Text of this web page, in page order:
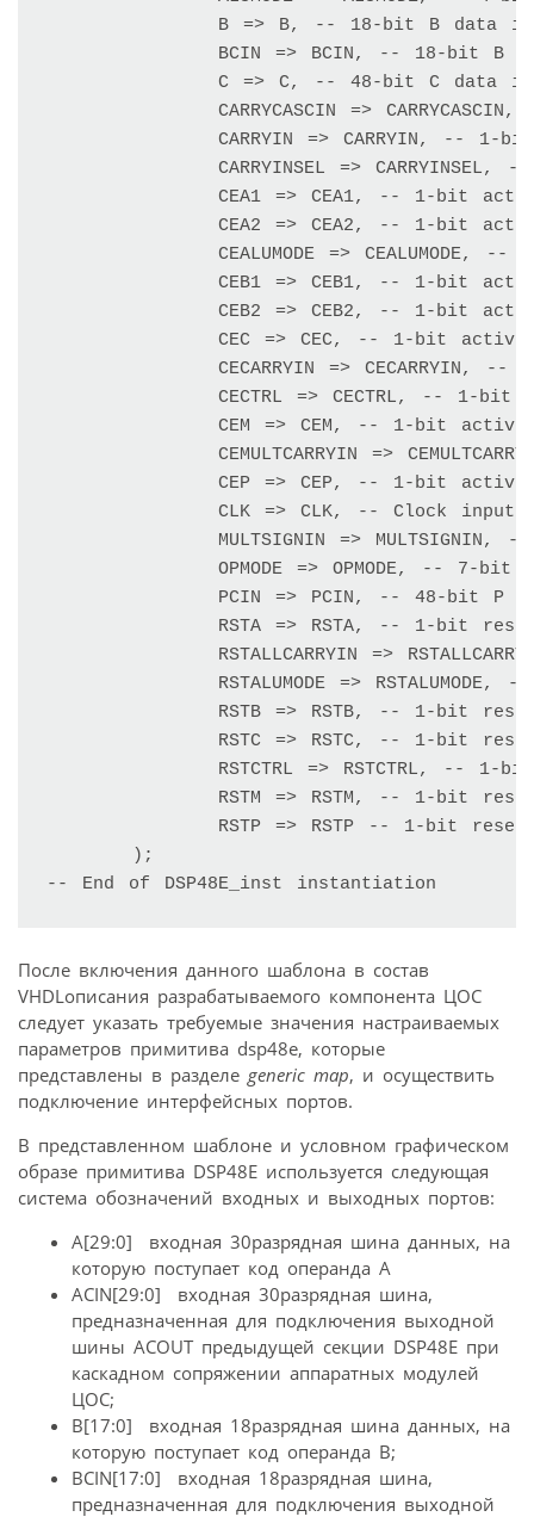
После включения данного шаблона в состав
VHDLописания разрабатываемого компонента ЦОС
следует указать требуемые значения настраиваемых
параметров примитива dsp48e, которые
представлены в разделе generic map, и осуществить
подключение интерфейсных портов.
В представленном шаблоне и условном графическом
образе примитива DSP48E используется следующая
система обозначений входных и выходных портов:
A[29:0]  входная 30разрядная шина данных, на
которую поступает код операнда A
ACIN[29:0]  входная 30разрядная шина,
предназначенная для подключения выходной
шины ACOUT предыдущей секции DSP48E при
каскадном сопряжении аппаратных модулей
ЦОС;
B[17:0]  входная 18разрядная шина данных, на
которую поступает код операнда B;
BCIN[17:0]  входная 18разрядная шина,
предназначенная для подключения выходной